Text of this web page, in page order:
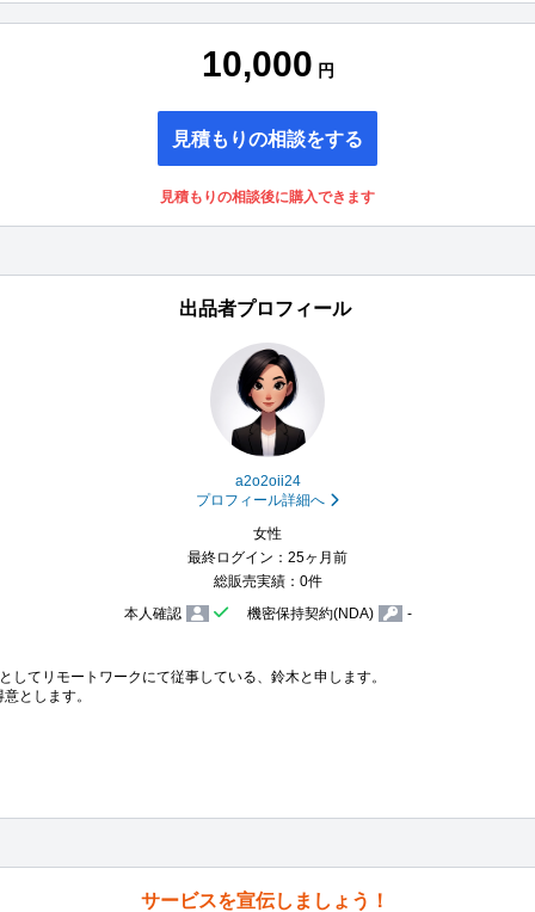
10,000 円
見積もりの相談をする
見積もりの相談後に購入できます
出品者プロフィール
a2o2oii24
プロフィール詳細へ
女性
最終ログイン：25ヶ月前
総販売実績：0件
本人確認
機密保持契約(NDA) -
してリモートワークにて従事している、鈴木と申します。
とします。
サービスを宣伝しましょう！